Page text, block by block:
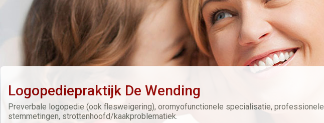
Logopediepraktijk De Wending
Preverbale logopedie (ook flesweigering), oromyofunctionele specialisatie, professionele
stemmetingen, strottenhoofd/kaakproblematiek.